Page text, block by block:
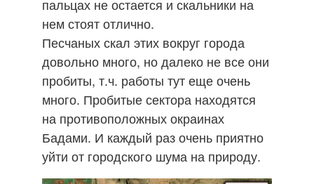
пальцах не остается и скальники на
нем стоят отлично.
Песчаных скал этих вокруг города
довольно много, но далеко не все они
пробиты, т.ч. работы тут еще очень
много. Пробитые сектора находятся
на противоположных окраинах
Бадами. И каждый раз очень приятно
уйти от городского шума на природу.